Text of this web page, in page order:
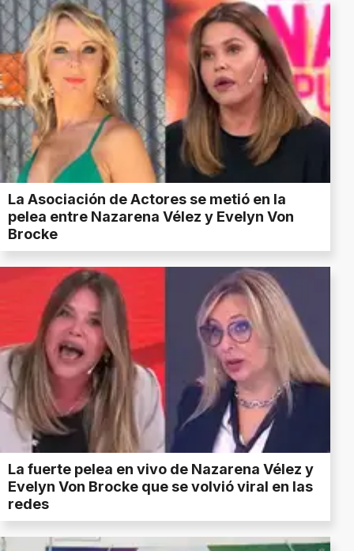
La Asociación de Actores se metió en la
pelea entre Nazarena Vélez y Evelyn Von
Brocke
La fuerte pelea en vivo de Nazarena Vélez y
Evelyn Von Brocke que se volvió viral en las
redes